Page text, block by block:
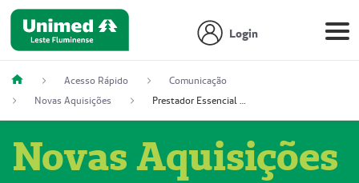
Login
Acesso Rápido
Comunicação
Novas Aquisições
Prestador Essencial Gestão em Saúde Ereli (51004354-7)
Novas Aquisições